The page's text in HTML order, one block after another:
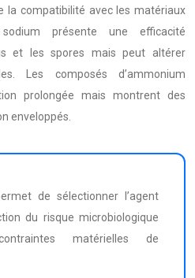
la compatibilité avec les matériaux
présente une efficacité
et les spores mais peut altérer
Les composés d’ammonium
prolongée mais montrent des
enveloppés.
de sélectionner l’agent
du risque microbiologique
matérielles de